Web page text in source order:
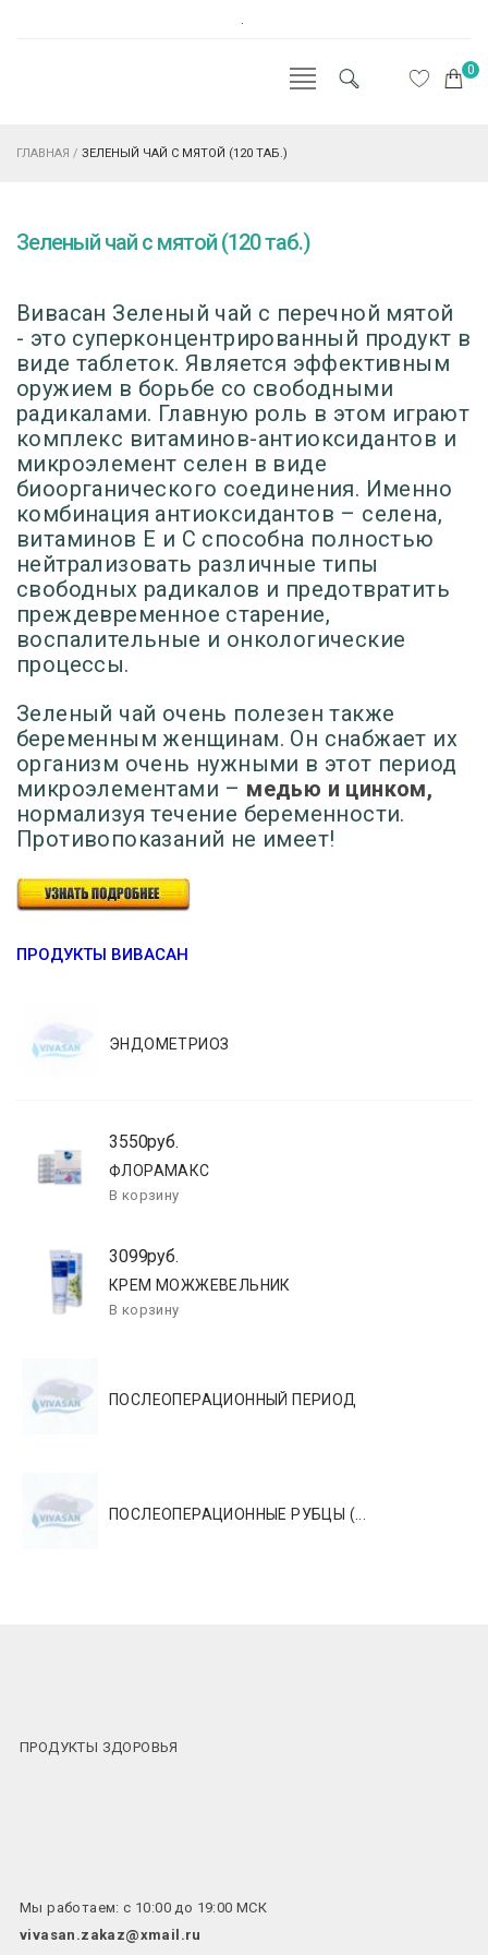
.
0
ГЛАВНАЯ / ЗЕЛЕНЫЙ ЧАЙ С МЯТОЙ (120 ТАБ.)
Зеленый чай с мятой (120 таб.)
Вивасан Зеленый чай с перечной мятой
- это суперконцентрированный продукт в
виде таблеток. Является эффективным
оружием в борьбе со свободными
радикалами. Главную роль в этом играют
комплекс витаминов-антиоксидантов и
микроэлемент селен в виде
биоорганического соединения. Именно
комбинация антиоксидантов – селена,
витаминов Е и С способна полностью
нейтрализовать различные типы
свободных радикалов и предотвратить
преждевременное старение,
воспалительные и онкологические
процессы.
Зеленый чай очень полезен также
беременным женщинам. Он снабжает их
организм очень нужными в этот период
микроэлементами – медью и цинком,
нормализуя течение беременности.
Противопоказаний не имеет!
ПРОДУКТЫ ВИВАСАН
ЭНДОМЕТРИОЗ
3550руб.
ФЛОРАМАКС
3099руб.
КРЕМ МОЖЖЕВЕЛЬНИК
ПОСЛЕОПЕРАЦИОННЫЙ ПЕРИОД
ПОСЛЕОПЕРАЦИОННЫЕ РУБЦЫ (...
ПРОДУКТЫ ЗДОРОВЬЯ
Мы работаем: с 10:00 до 19:00 МСК
vivasan.zakaz@xmail.ru